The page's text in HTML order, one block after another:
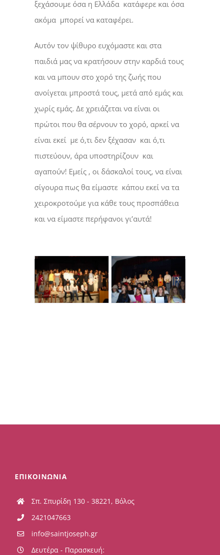
ξεχάσουμε όσα η Ελλάδα κατάφερε και όσα
ακόμα μπορεί να καταφέρει.
Αυτόν τον ψίθυρο ευχόμαστε και στα
παιδιά μας να κρατήσουν στην καρδιά τους
και να μπουν στο χορό της ζωής που
ανοίγεται μπροστά τους, μετά από εμάς και
χωρίς εμάς. Δε χρειάζεται να είναι οι
πρώτοι που θα σέρνουν το χορό, αρκεί να
είναι εκεί με ό,τι δεν ξέχασαν και ό,τι
πιστεύουν, άρα υποστηρίζουν και
αγαπούν! Εμείς , οι δάσκαλοί τους, να είναι
σίγουρα πως θα είμαστε κάπου εκεί να τα
χειροκροτούμε για κάθε τους προσπάθεια
και να είμαστε περήφανοι γι’αυτά!
ΕΠΙΚΟΙΝΩΝΙΑ
Σπ. Σπυρίδη 130 - 38221, Βόλος
2421047663
info@saintjoseph.gr
Δευτέρα - Παρασκευή: